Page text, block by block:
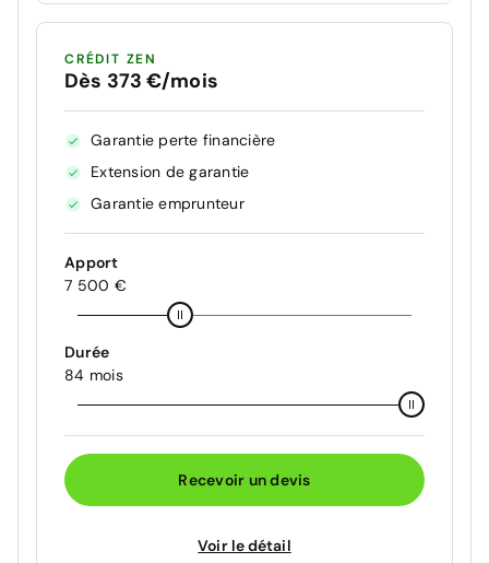
CRÉDIT ZEN
Dès 373 €/mois
Garantie perte financière
Extension de garantie
Garantie emprunteur
Apport
7 500 €
Durée
84 mois
Recevoir un devis
Voir le détail